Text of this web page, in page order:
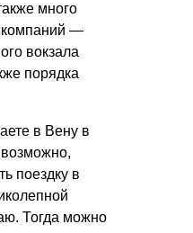
много
компаний —
вокзала
порядка
в Вену в
поездку в
Тогда можно